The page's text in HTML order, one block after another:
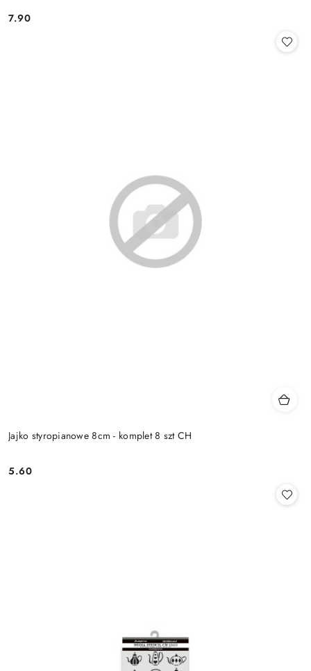
Cena:
7.90
Jajko styropianowe 8cm - komplet 8 szt CH
Cena:
5.60